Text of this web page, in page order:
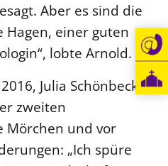
Aber es sind die
Hagen, einer guten
lobte Arnold.
Julia Schönbeck,
zweiten
und vor
„Ich spüre